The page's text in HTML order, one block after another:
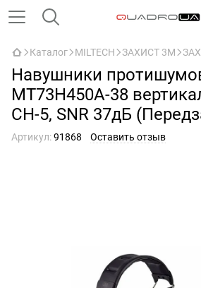
Каталог MILTECH ЗАХИСТ 3M
Навушники
MT73H450A-38
CH-5, SNR 37дБ
Артикул:91868 Оставить отзыв